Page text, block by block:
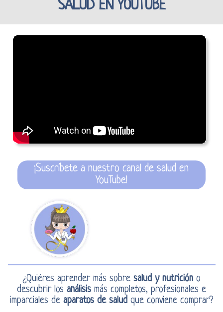
SALUD EN YOUTUBE
¡Suscríbete a nuestro canal de salud en
YouTube!
¿Quiéres aprender más sobre salud y nutricióno
descubrir los análisis más completos, profesionales e
imparciales de aparatos de salud que conviene comprar?